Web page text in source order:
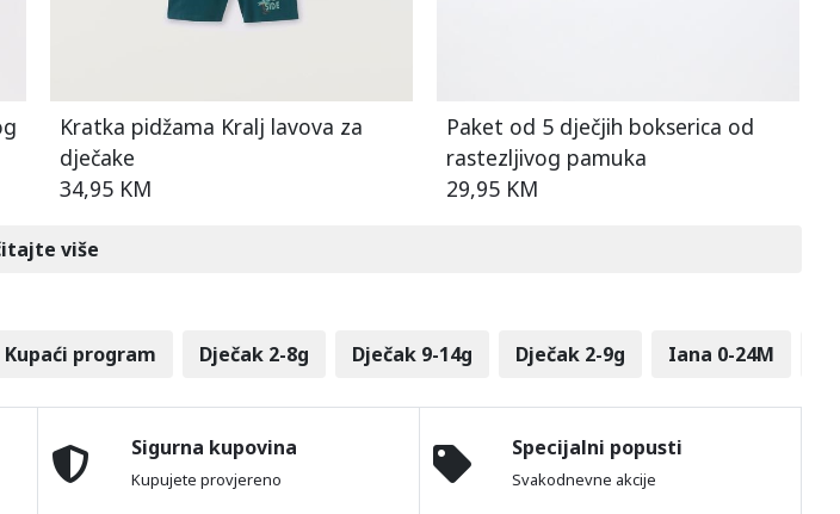
Kratka pidžama Kralj lavova za
dječake
34,95 KM
Paket od 5 dječjih bokserica od
rastezljivog pamuka
29,95 KM
više
Kupaći program Dječak 2-8g Dječak 9-14g Dječak 2-9g Iana 0-24M
Sigurna kupovina
Kupujete provjereno
Specijalni popusti
Svakodnevne akcije